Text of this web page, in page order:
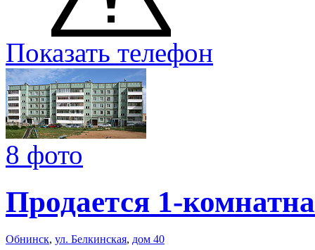
Показать телефон
8 фото
Продается 1-
Обнинск, ул. Белкинская, дом 40